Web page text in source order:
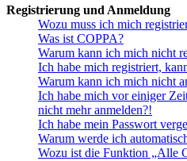
Registrierung und Anmeldung
Wozu muss ich mich
Was ist COPPA?
Warum kann ich mich nicht
Ich habe mich registriert,
Warum kann ich mich nicht
Ich habe mich vor einiger
nicht mehr anmelden?!
Ich habe mein Passwort
Warum werde ich
Wozu ist die Funktion „Alle